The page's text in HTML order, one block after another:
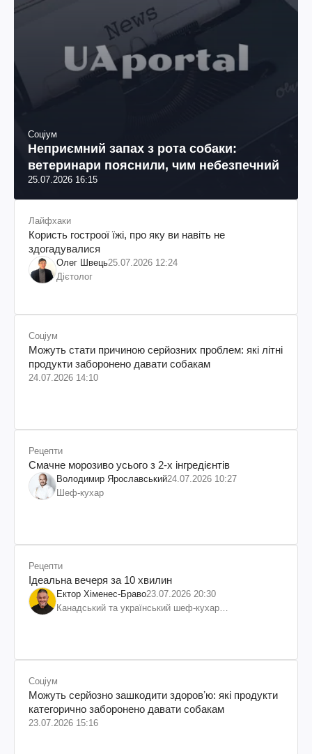
Соціум
Неприємний запах з рота собаки:
ветеринари пояснили, чим небезпечний
25.07.2026 16:15
Лайфхаки
Користь гостроої їжі, про яку ви навіть не
здогадувалися
Олег Швець25.07.2026 12:24
Дієтолог
Соціум
Можуть стати причиною серйозних проблем: які літні
продукти заборонено давати собакам
24.07.2026 14:10
Рецепти
Смачне морозиво усього з 2-х інгредієнтів
Володимир Ярославський24.07.2026 10:27
Шеф-кухар
Рецепти
Ідеальна вечеря за 10 хвилин
Ектор Хіменес-Браво23.07.2026 20:30
Канадський та український шеф-кухар
Соціум
Можуть серйозно зашкодити здоровʼю: які продукти
категорично заборонено давати собакам
23.07.2026 15:16